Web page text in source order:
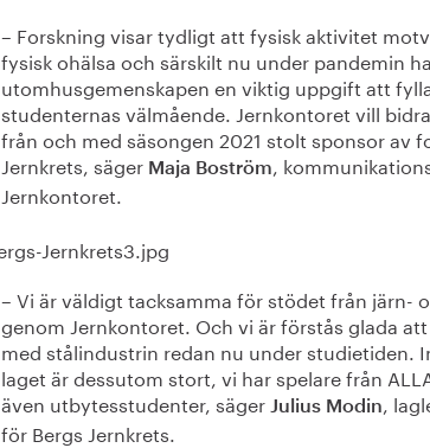
– Forskning visar tydligt att fysisk aktivitet
fysisk ohälsa och särskilt nu under pandemin
utomhusgemenskapen en viktig uppgift att
studenternas välmående. Jernkontoret vill
från och med säsongen 2021 stolt sponsor av
Jernkrets, säger Maja Boström,
Jernkontoret.
– Vi är väldigt tacksamma för stödet från järn-
genom Jernkontoret. Och vi är förstås glada
med stålindustrin redan nu under studietiden.
laget är dessutom stort, vi har spelare från
även utbytesstudenter, säger Julius Modin
,
för Bergs Jernkrets.